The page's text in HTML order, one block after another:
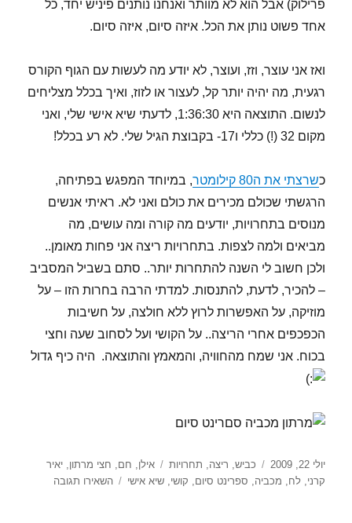
פרילוק) אבל הוא לא מוותר ואנחנו נותנים פיניש יחד, כל
אחד פשוט נותן את הכל. איזה סיום, איזה סיום.
ואז אני עוצר, וזז, ועוצר, לא יודע מה לעשות עם הגוף הקורס
רגעית, מה יהיה יותר קל, לעצור או לזוז, ואיך בכלל מצליחים
לנשום. התוצאה היא 1:36:30, לדעתי שיא אישי שלי, ואני
מקום 32 (!) כללי ו17- בקבוצת הגיל שלי. לא רע בכלל!
כשרצתי את ה80 קילומטר
, במיוחד המפגש בפתיחה,
הרגשתי שכולם מכירים את כולם ואני לא. ראיתי אנשים
מנוסים בתחרויות, יודעים מה קורה ומה עושים, מה
מביאים ולמה לצפות. בתחרויות ריצה אני פחות מאומן..
ולכן חשוב לי השנה להתחרות יותר.. סתם בשביל המסביב
– להכיר, לדעת, להתנסות. למדתי הרבה בחרות הזו – על
מוזיקה, על האפשרות לרוץ ללא חולצה, על חשיבות
הכפכפים אחרי הריצה.. על הקושי ועל לסחוב שעה וחצי
בכוח. אני שמח מהחוויה, והמאמץ והתוצאה. היה כיף גדול
פורסם
בתאריך
יולי 22, 2009 קטגוריות
כביש, ריצה, תחרויות תגיות
אילן, חם, חצי מרתון,יאיר
קרני,לח, מכביה, ספרינט סיום, קושי,שיא אישי השאירו תגובה